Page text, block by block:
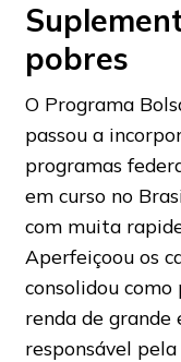
pobres
O Programa
passou a
programas
em curso no
com muita
Aperfeiçoou os
consolidou
renda de grande
responsável